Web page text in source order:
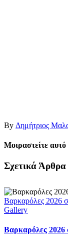
By Δημήτριος
Μοιραστείτε
Facebook
X
LinkedIn
WhatsApp
Email
Σχετικά Άρθρα
Βαρκαρόλες 2026
Gallery
Βαρκαρόλες 2026